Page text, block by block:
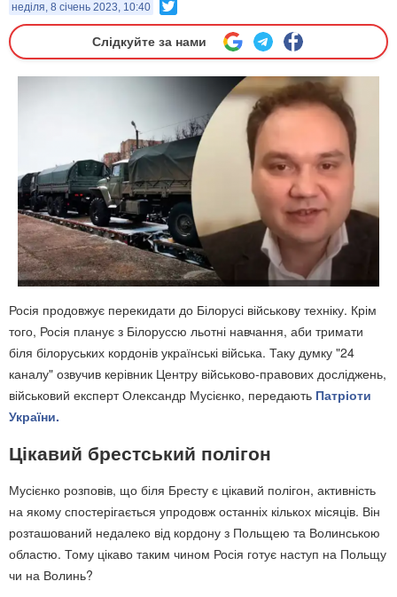
неділя, 8 січень 2023, 10:40
Слідкуйте за нами
Росія продовжує перекидати до Білорусі військову техніку. Крім
того, Росія планує з Білоруссю льотні навчання, аби тримати
біля білоруських кордонів українські війська. Таку думку "24
каналу" озвучив керівник Центру військово-правових досліджень,
військовий експерт Олександр Мусієнко, передають Патріоти
України.
Цікавий брестський полігон
Мусієнко розповів, що біля Бресту є цікавий полігон, активність
на якому спостерігається упродовж останніх кількох місяців. Він
розташований недалеко від кордону з Польщею та Волинською
областю. Тому цікаво таким чином Росія готує наступ на Польщу
чи на Волинь?